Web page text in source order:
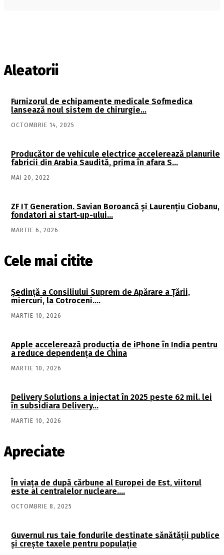
Aleatorii
Furnizorul de echipamente medicale Sofmedica
lansează noul sistem de chirurgie…
OCTOMBRIE 14, 2025
Producător de vehicule electrice accelerează planurile
fabricii din Arabia Saudită, prima în afara S…
MAI 20, 2022
ZF IT Generation. Savian Boroancă şi Laurenţiu Ciobanu,
fondatori ai start-up-ului…
MARTIE 6, 2026
Cele mai citite
Şedinţă a Consiliului Suprem de Apărare a Ţării,
miercuri, la Cotroceni….
MARTIE 10, 2026
Apple accelerează producția de iPhone în India pentru
a reduce dependența de China
MARTIE 10, 2026
Delivery Solutions a injectat în 2025 peste 62 mil. lei
în subsidiara Delivery…
MARTIE 10, 2026
Apreciate
În viaţa de după cărbune al Europei de Est, viitorul
este al centralelor nucleare….
OCTOMBRIE 8, 2025
Guvernul rus taie fondurile destinate sănătății publice
și crește taxele pentru populație